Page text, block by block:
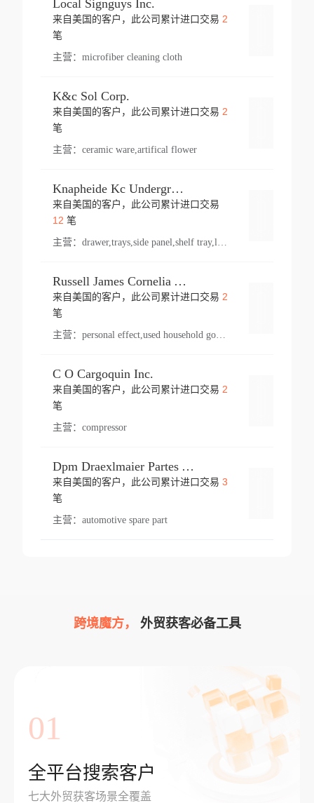
Local Signguys Inc.
来自美国的客户，此公司累计进口交易 2
笔
主营： microfiber cleaning cloth
K&c Sol Corp.
来自美国的客户，此公司累计进口交易 2
笔
主营： ceramic ware,artifical flower
Knapheide Kc Underground
来自美国的客户，此公司累计进口交易
12 笔
主营：
Russell James Cornelia Arlington Va
来自美国的客户，此公司累计进口交易 2
笔
主营： personal effect,used household goods
C O Cargoquin Inc.
来自美国的客户，此公司累计进口交易 2
笔
主营： compressor
Dpm Draexlmaier Partes Automotrices Corr Ind Huejotzingo
来自美国的客户，此公司累计进口交易 3
笔
主营： automotive spare part
跨境魔方， 外贸获客必备工具
01
全平台搜索客户
七大外贸获客场景全覆盖